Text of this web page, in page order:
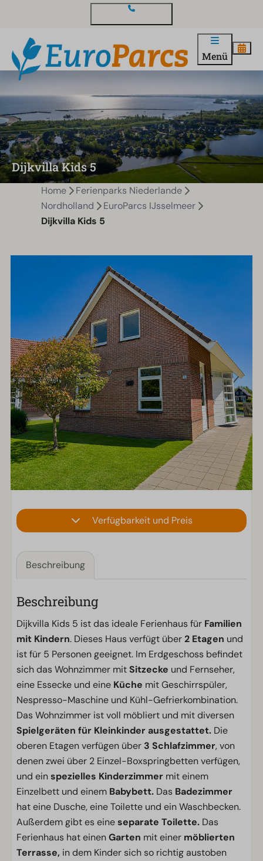
Menü
Dijkvilla Kids 5
Home
Ferienparks Niederlande
Nordholland
EuroParcs IJsselmeer
Dijkvilla Kids 5
Verfügbarkeit und Preis
Beschreibung
Beschreibung
Dijkvilla Kids 5 ist das ideale Ferienhaus für Familien
mit Kindern. Dieses Haus verfügt über2 Etagen und
ist für 5 Personen geeignet. Im Erdgeschoss befindet
sich das Wohnzimmer mit Sitzecke und Fernseher,
eine Essecke und eine Küche mit Geschirrspüler,
Nespresso-Maschine und Kühl-Gefrierkombination.
Das Wohnzimmer ist voll möbliert und mit diversen
Spielgeräten für Kleinkinder ausgestattet. Die
oberen Etagen verfügen über 3 Schlafzimmer, von
denen zwei über 2 Einzel-Boxspringbetten verfügen,
und einspezielles Kinderzimmer mit einem
Einzelbett und einem Babybett. Das Badezimmer
hat eine Dusche, eine Toilette und ein Waschbecken.
Außerdem gibt es eineseparate Toilette. Das
Ferienhaus hat einenGarten mit einer möblierten
Terrasse, in dem Kinder sich so richtig austoben